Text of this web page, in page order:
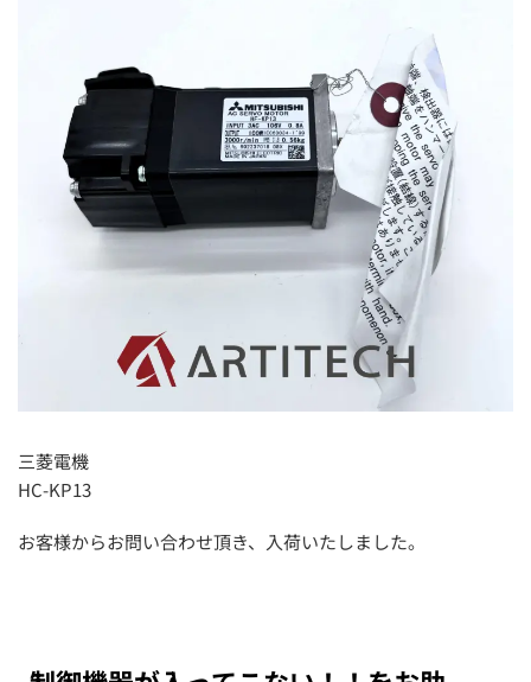
三菱電機
HC-KP13
お客様からお問い合わせ頂き、入荷いたしました。